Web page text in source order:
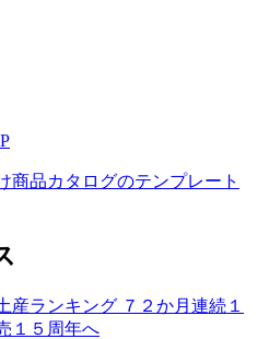
商品カタログのテンプレート
産ランキング ７２か月連続１
１５周年へ